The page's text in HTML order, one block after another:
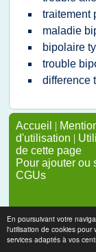
En poursuivant votre
l'utilisation de cookies pour
services adaptés à vos
traitement
maladie
bipolaire
trouble
difference
Accueil |
d'utilisation |
de cette page
Pour ajouter ou
CGUs